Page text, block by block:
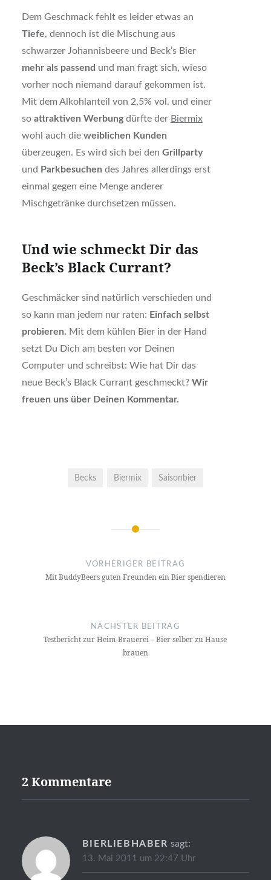
Dem Geschmack fehlt es leider etwas an
Tiefe, dennoch ist die Mischung aus
schwarzer Johannisbeere und Beck’s Bier
mehr als passend und man fragt sich, wieso
vorher noch niemand darauf gekommen ist.
Mit dem Alkohlanteil von 2,5% vol. und einer
so attraktiven Werbungdürfte der Biermix
wohl auch die weiblichen Kunden
überzeugen. Es wird sich bei den Grillparty
und Parkbesuchen des Jahres allerdings erst
einmal gegen eine Menge anderer
Mischgetränke durchsetzen müssen.
Und wie schmeckt Dir das
Beck’s Black Currant?
Geschmäcker sind natürlich verschieden und
so kann man jedem nur raten: Einfach selbst
probieren. Mit dem kühlen Bier in der Hand
setzt Du Dich am besten vor Deinen
Computer und schreibst: Wie hat Dir das
neue Beck’s Black Currant geschmeckt? Wir
freuen uns über Deinen Kommentar.
Becks Biermix Saisonbier
NavigationVORHERIGER BEITRAG
Mit BuddyBeers guten Freunden ein Bier spendieren
NÄCHSTER BEITRAG
Testbericht zur Heim-Brauerei – Bier selber zu Hause
brauen
2 Kommentare
BIERLIEBHABER sagt:
13. Mai 2011 um 22:47 Uhr